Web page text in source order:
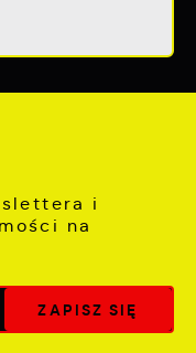
i
na